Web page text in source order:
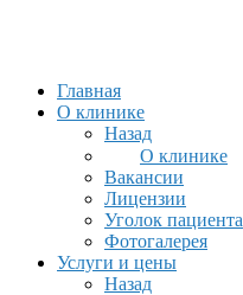
Главная
О клинике
Назад
О клинике
Вакансии
Лицензии
Уголок пациента
Фотогалерея
Услуги и цены
Назад